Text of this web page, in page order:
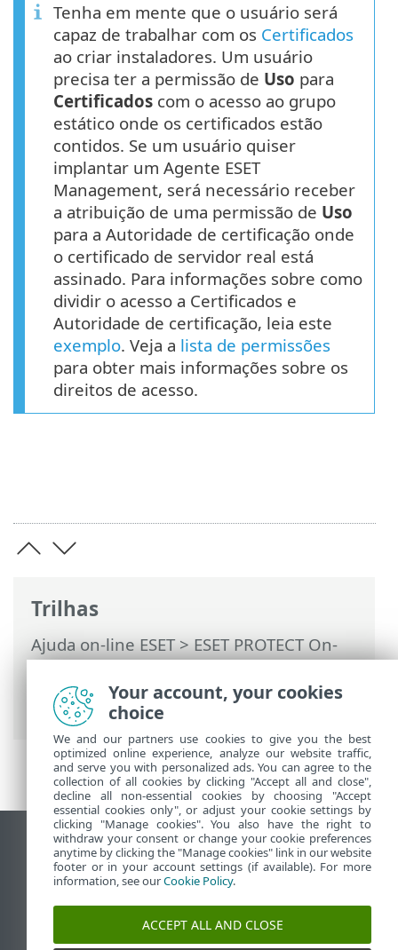
Trilhas
Ajuda on-line ESET>ESET PROTECT On-
Prem>Iniciar>ESET Management
Implantação do agente> Implantação
local
Tenha em mente que o usuário será
capaz de trabalhar com os Certificados
ao criar instaladores. Um usuário
precisa ter a permissão de Uso para
Certificados com o acesso ao grupo
estático onde os certificados estão
contidos. Se um usuário quiser
implantar um Agente ESET
Management, será necessário receber
a atribuição de uma permissão de Uso
para a Autoridade de certificação onde
o certificado de servidor real está
assinado. Para informações sobre como
dividir o acesso a Certificados e
Autoridade de certificação, leia este
exemplo. Veja a lista de permissões
para obter mais informações sobre os
direitos de acesso.
Ver site para desktop
End of Life
Base de conhecimento ESET
Fórum ESET
ESET Status Portal
Your account, your cookies
choice
We and our partners use cookies to give you the best
optimized online experience, analyze our website traffic,
and serve you with personalized ads. You can agree to the
collection of all cookies by clicking "Accept all and close",
decline all non-essential cookies by choosing "Accept
essential cookies only", or adjust your cookie settings by
clicking "Manage cookies". You also have the right to
withdraw your consent or change your cookie preferences
anytime by clicking the "Manage cookies" link in our website
footer or in your account settings (if available). For more
information, see ourCookie Policy.
ACCEPT ALL AND CLOSE